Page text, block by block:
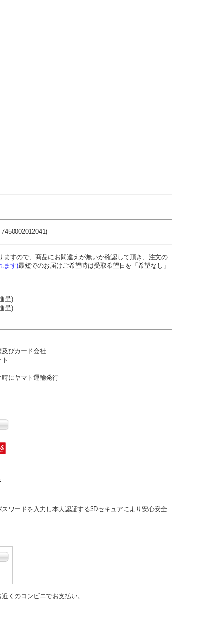
ますので、商品にお間違えが無いか確認して頂き、注文の
ます)最短でのお届けご希望時は受取希望日を「希望なし」
呈)
呈)
及びカード会社
時にヤマト運輸発行
ワードを入力し本人認証する3Dセキュアにより安心安全
くのコンビニでお支払い。